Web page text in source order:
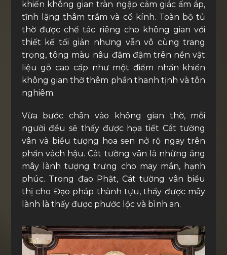
khiến không gian tràn ngập cảm giác ấm áp,
tĩnh lặng thâm trầm và cổ kính. Toàn bộ tủ
thờ được chế tác riêng cho không gian với
thiết kế tối giản nhưng vẫn vô cùng trang
trọng, tông màu nâu đậm đậm trên nền vật
liệu gỗ cao cấp như một điểm nhấn khiến
không gian thờ thêm phần thanh tịnh và tôn
nghiêm.
Vừa bước chân vào không gian thờ, mỗi
người đều sẽ thấy được họa tiết Cát tường
vân và biểu tượng hoa sen nở rộ ngay trên
phần vách hậu. Cát tường vân là những áng
mây lành tượng trưng cho may mắn, hạnh
phúc. Trong đạo Phật, Cát tường vân biểu
thị cho Đạo pháp thành tựu, thấy được mây
lành là thấy được phước lộc và bình an.